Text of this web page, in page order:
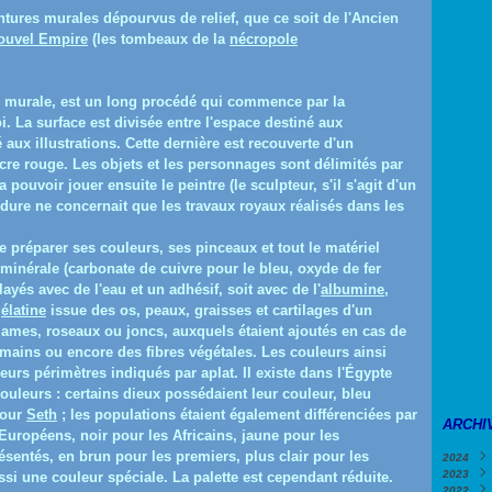
murales dépourvus de relief, que ce soit de l'Ancien
Empire (les tombeaux de la nécropole
est un long procédé qui commence par la
La surface est divisée entre l'espace destiné aux
illustrations. Cette dernière est recouverte d'un
rouge. Les objets et les personnages sont délimités par
pouvoir jouer ensuite le peintre (le sculpteur, s'il s'agit d'un
ne concernait que les travaux royaux réalisés dans les
ses couleurs, ses pinceaux et tout le matériel
(carbonate de cuivre pour le bleu, oxyde de fer
avec de l'eau et un adhésif, soit avec de l'albumine,
issue des os, peaux, graisses et cartilages d'un
roseaux ou joncs, auxquels étaient ajoutés en cas de
ou encore des fibres végétales. Les couleurs ainsi
périmètres indiqués par aplat. Il existe dans l'Égypte
: certains dieux possédaient leur couleur, bleu
Seth ; les populations étaient également différenciées par
noir pour les Africains, jaune pour les
en brun pour les premiers, plus clair pour les
une couleur spéciale. La palette est cependant réduite.
2024
2023